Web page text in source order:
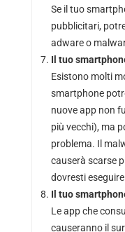
Se il tuo
pubblicitari,
adware o
Il tuo
Esistono molti
smartphone
nuove app non
più vecchi), ma
problema. Il
causerà scarse
dovresti
Il tuo
Le app che
causeranno il